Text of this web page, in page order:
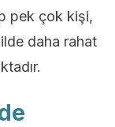
pek çok kişi,
daha rahat